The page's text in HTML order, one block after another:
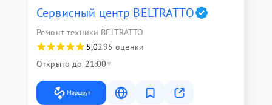
Сервисный центр BELTRATTO
Ремонт техники BELTRATTO
5,0295 оценки
Открыто до 21:00
Маршрут